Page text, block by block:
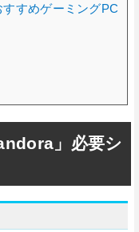
すすめゲーミングPC
」必要シ